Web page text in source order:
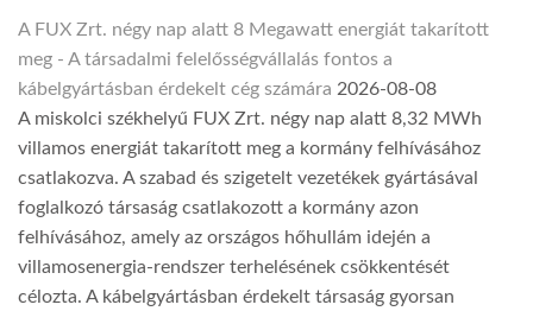
A FUX Zrt. négy nap alatt 8 Megawatt energiát takarított
meg - A társadalmi felelősségvállalás fontos a
kábelgyártásban érdekelt cég számára 2026-08-08
A miskolci székhelyű FUX Zrt. négy nap alatt 8,32 MWh
villamos energiát takarított meg a kormány felhívásához
csatlakozva. A szabad és szigetelt vezetékek gyártásával
foglalkozó társaság csatlakozott a kormány azon
felhívásához, amely az országos hőhullám idején a
villamosenergia-rendszer terhelésének csökkentését
célozta. A kábelgyártásban érdekelt társaság gyorsan